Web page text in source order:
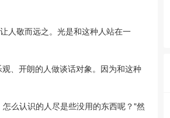
人敬而远之。光是和这种人站在一
、开朗的人做谈话对象。因为和这种
么认识的人尽是些没用的东西呢？"然